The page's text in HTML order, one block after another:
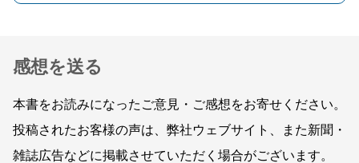
感想を送る
本書をお読みになったご意見・ご感想をお寄せください。
投稿されたお客様の声は、弊社ウェブサイト、また新聞・
雑誌広告などに掲載させていただく場合がございます。